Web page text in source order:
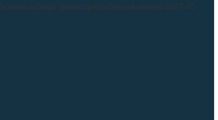
(регистрационный номер №77-25-